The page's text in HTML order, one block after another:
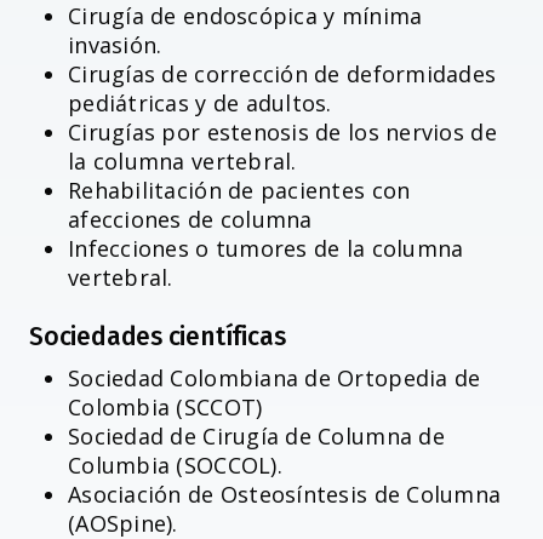
Cirugía de endoscópica y mínima
invasión.
Cirugías de corrección de deformidades
pediátricas y de adultos.
Cirugías por estenosis de los nervios de
la columna vertebral.
Rehabilitación de pacientes con
afecciones de columna
Infecciones o tumores de la columna
vertebral.
Sociedades científicas
Sociedad Colombiana de Ortopedia de
Colombia (SCCOT)
Sociedad de Cirugía de Columna de
Columbia (SOCCOL).
Asociación de Osteosíntesis de Columna
(AOSpine).